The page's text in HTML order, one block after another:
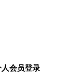
人会员登录